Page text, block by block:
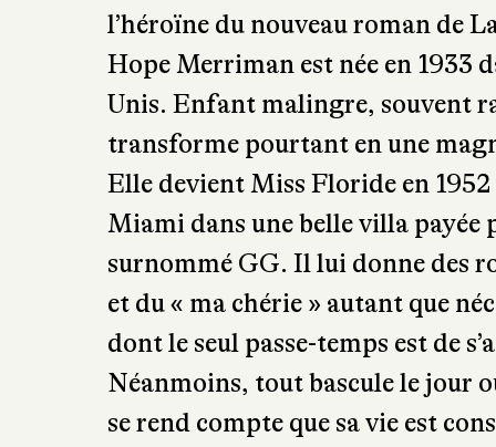
l’héroïne du nouveau roman de
Hope Merriman est née en 1933
Unis. Enfant malingre, souvent
transforme pourtant en une
Elle devient Miss Floride en
Miami dans une belle villa
surnommé GG. Il lui donne des
et du « ma chérie » autant que
dont le seul passe-temps est de
Néanmoins, tout bascule le jour
se rend compte que sa vie est